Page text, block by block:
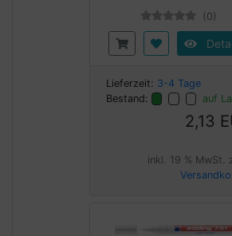
(0)
Lieferzeit: 3-4 Tage
Bestand:
auf
2,13
inkl. 19 % MwSt.